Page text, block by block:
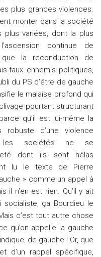
plus grandes violences.
monter dans la société
variées, dont la plus
continue de
la reconduction de
faux ennemis politiques,
du PS d’être de gauche
le malaise profond qui
pourtant structurant
qu’il est lui-même la
d’une violence
les sociétés ne se
dont ils sont hélas
lu le texte de Pierre
» comme un appel à
il n’en est rien. Qu’il y ait
ça Bourdieu le
c’est tout autre chose
qu’on appelle la gauche
de gauche ! Or, que
d’un rappel spécifique,